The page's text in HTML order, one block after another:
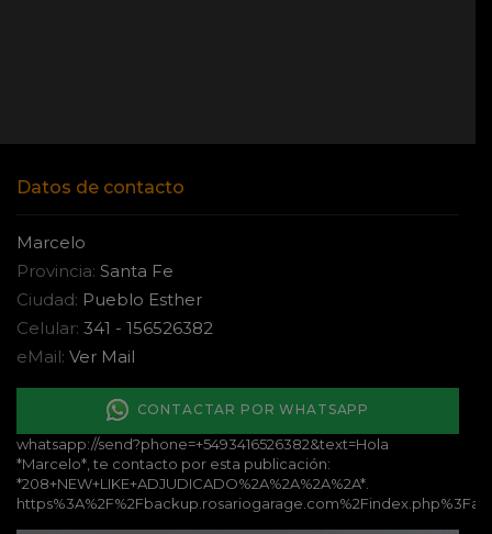
Datos de contacto
Marcelo
Provincia: Santa Fe
Ciudad: Pueblo Esther
Celular: 341 - 156526382
eMail: Ver Mail
CONTACTAR POR WHATSAPP
whatsapp://send?phone=+5493416526382&text=Hola
*Marcelo*, te contacto por esta publicación:
*208+NEW+LIKE+ADJUDICADO%2A%2A%2A%2A*.